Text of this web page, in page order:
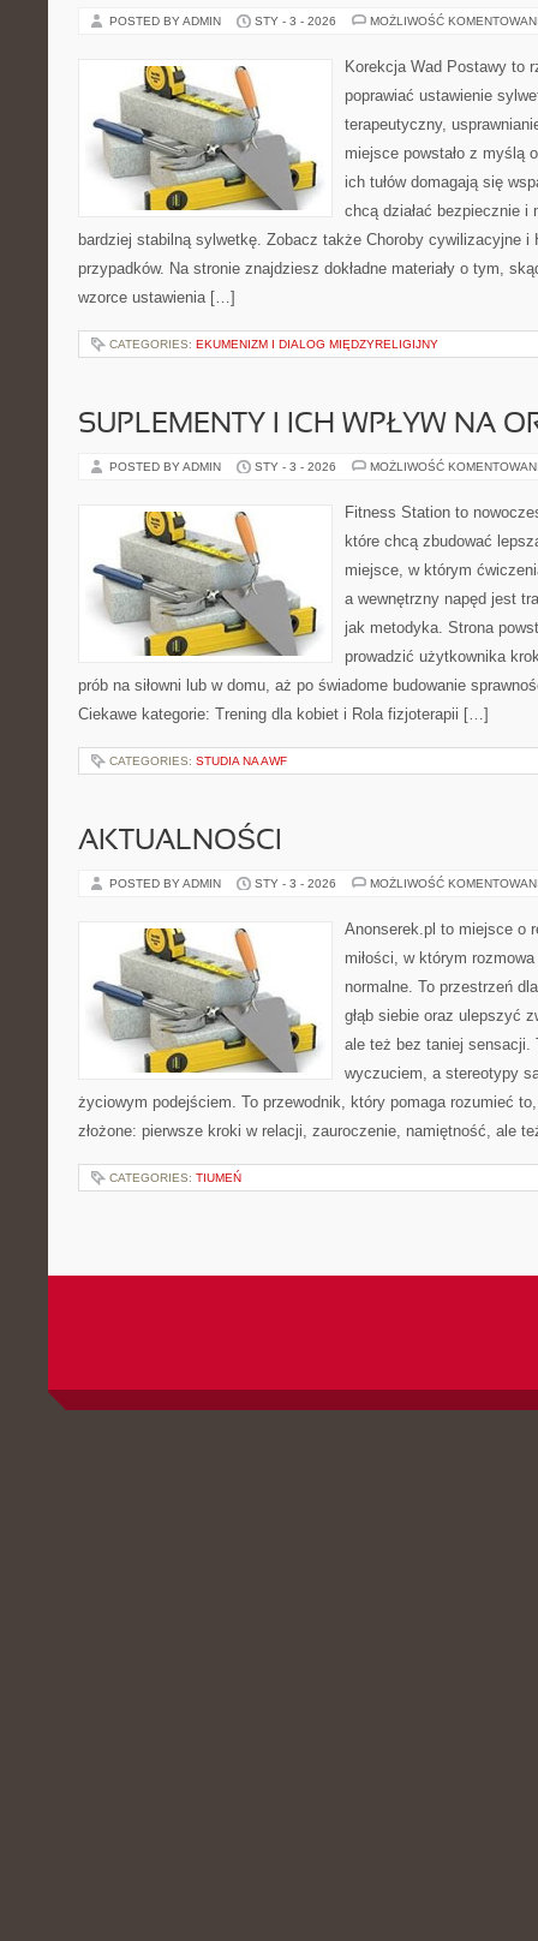
POSTED BY ADMIN STY - 3 - 2026 MOŻLIWOŚĆ
Korekcja Wad Postawy to
poprawiać ustawienie
terapeutyczny,
miejsce powstało z myślą
ich tułów domagają się
chcą działać bezpiecznie i
bardziej stabilną sylwetkę. Zobacz także Choroby cywilizacyjne i
przypadków. Na stronie znajdziesz dokładne materiały o tym,
wzorce ustawienia […]
CATEGORIES: EKUMENIZM I DIALOG MIĘDZYRELIGIJNY
SUPLEMENTY I ICH WPŁYW NA
POSTED BY ADMIN STY - 3 - 2026 MOŻLIWOŚĆ
Fitness Station to
które chcą zbudować
miejsce, w którym
a wewnętrzny napęd jest
jak metodyka. Strona
prowadzić użytkownika
prób na siłowni lub w domu, aż po świadome budowanie
Ciekawe kategorie: Trening dla kobiet i Rola fizjoterapii […]
CATEGORIES: STUDIA NA AWF
AKTUALNOŚCI
POSTED BY ADMIN STY - 3 - 2026 MOŻLIWOŚĆ
Anonserek.pl to miejsce o
miłości, w którym
normalne. To przestrzeń
głąb siebie oraz ulepszyć
ale też bez taniej
wyczuciem, a stereotypy
życiowym podejściem. To przewodnik, który pomaga rozumieć
złożone: pierwsze kroki w relacji, zauroczenie, namiętność, ale
CATEGORIES: TIUMEŃ